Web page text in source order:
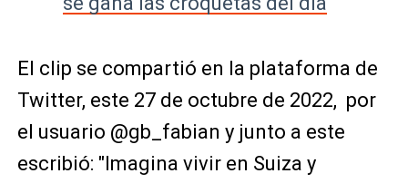
El clip se compartió en la plataforma de
Twitter, este 27 de octubre de 2022, por
el usuario @gb_fabian y junto a este
escribió: "Imagina vivir en Suiza y